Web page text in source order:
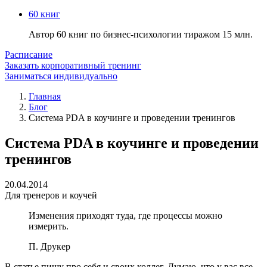
60 книг
Автор 60 книг по бизнес-психологии тиражом 15 млн.
Расписание
Заказать корпоративный тренинг
Заниматься индивидуально
Главная
Блог
Система PDA в коучинге и проведении тренингов
Система PDA в коучинге и проведении
тренингов
20.04.2014
Для тренеров и коучей
Изменения приходят туда, где процессы можно
измерить.
П. Друкер